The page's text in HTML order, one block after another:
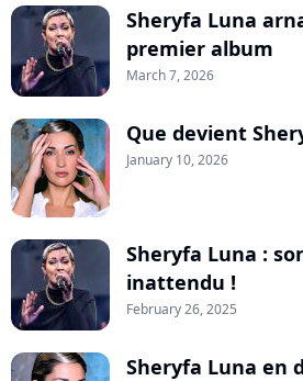
Sheryfa Luna
premier album
March 7, 2026
Que devient
January 10, 2026
Sheryfa Luna :
inattendu !
February 26, 2025
Sheryfa Luna en